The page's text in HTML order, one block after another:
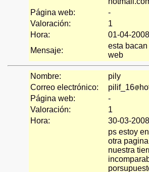
Página web:
-
Valoración:
1
Hora:
01-04-
Mensaje:
esta
web
Nombre:
pily
Correo electrónico:
pilif_16
Página web:
-
Valoración:
1
Hora:
30-03-
ps estoy
otra
nuestra